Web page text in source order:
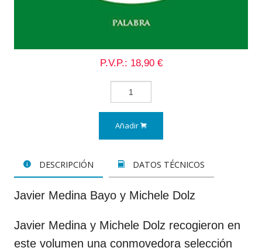
P.V.P.: 18,90 €
Añadir
DESCRIPCIÓN DATOS TÉCNICOS
Javier Medina Bayo y Michele Dolz
Javier Medina y Michele Dolz recogieron en
este volumen una conmovedora selección